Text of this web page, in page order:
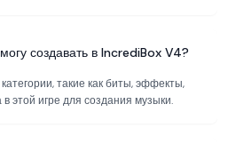
создавать в IncrediBox V4?
такие как биты, эффекты,
этой игре для создания музыки.